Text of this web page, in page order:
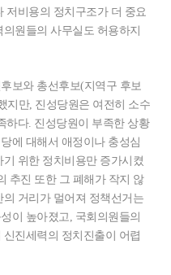
저비용의 정치구조가 더 중요
원들의 사무실도 허용하지
보와 총선후보(지역구 후보
지만, 진성당원은 여전히 소수
하다. 진성당원이 부족한 상황
에 대해서 애정이나 충성심
위한 정치비용만 증가시켰
추진 또한 그 폐해가 작지 않
거리가 멀어져 정책선거는
이 높아졌고, 국회의원들의
진세력의 정치진출이 어렵